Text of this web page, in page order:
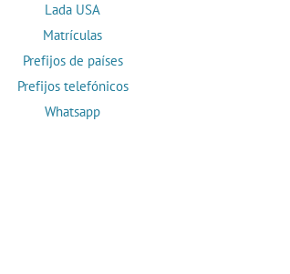
Lada USA
Matrículas
Prefijos de países
Prefijos telefónicos
Whatsapp